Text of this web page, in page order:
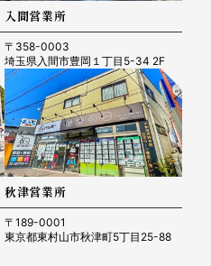
入間営業所
〒358-0003
埼玉県入間市豊岡１丁目5-34 2F
秋津営業所
〒189-0001
東京都東村山市秋津町5丁目25-88